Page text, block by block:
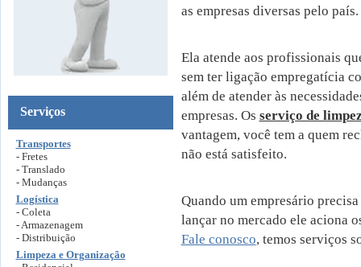
Serviços
Transportes
- Fretes
- Translado
- Mudanças
Logística
- Coleta
- Armazenagem
- Distribuição
Limpeza e Organização
as empresas diversas pelo país.
Ela atende aos profissionais
sem ter ligação empregatícia
além de atender às
empresas. Os serviço de
vantagem, você tem a quem
não está satisfeito.
Quando um empresário
lançar no mercado ele aciona
Fale conosco, temos serviços